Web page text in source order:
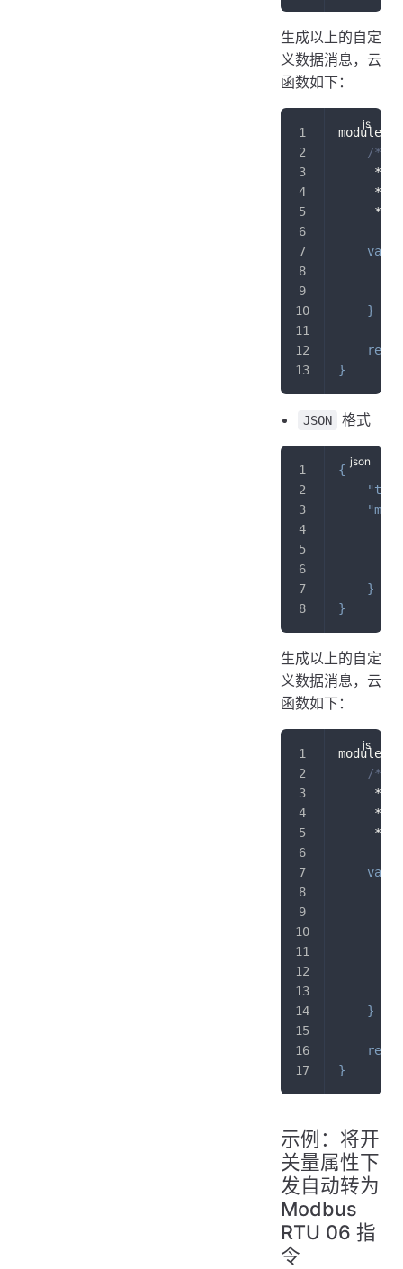
生成以上的自定
义数据消息，云
函数如下：
module
/**
*
*
     */
var
}
}
JSON 格式
{
"msg"
}
}
生成以上的自定
义数据消息，云
函数如下：
module
/**
*
*
     */
var
}
}
示例：将开
关量属性下
发自动转为
Modbus
RTU 06 指
令